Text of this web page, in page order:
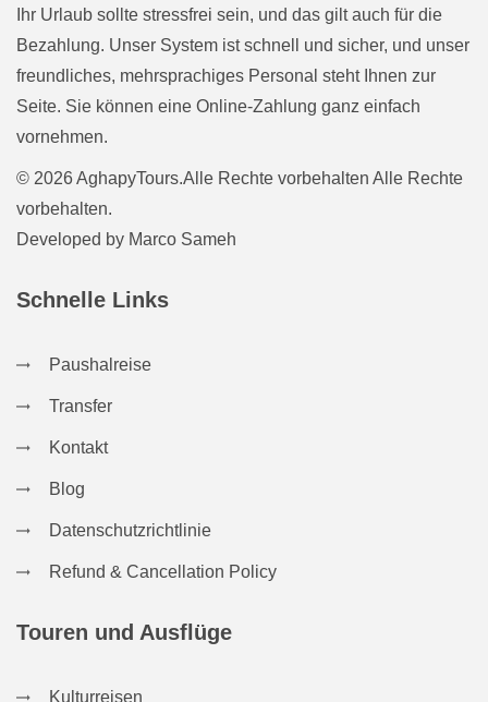
Ihr Urlaub sollte stressfrei sein, und das gilt auch für die
Bezahlung. Unser System ist schnell und sicher, und unser
freundliches, mehrsprachiges Personal steht Ihnen zur
Seite. Sie können eine Online-Zahlung ganz einfach
vornehmen.
© 2026 AghapyTours.Alle Rechte vorbehalten Alle Rechte
vorbehalten.
Developed by Marco Sameh
Schnelle Links
Paushalreise
Transfer
Kontakt
Blog
Datenschutzrichtlinie
Refund & Cancellation Policy
Touren und Ausflüge
Kulturreisen